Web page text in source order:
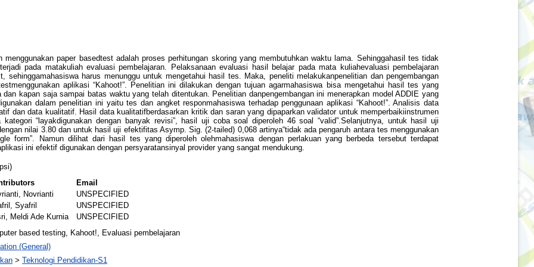
menggunakan paper basedtest adalah proses perhitungan skoring yang membutuhkan waktu lama. Sehinggahasil tes tidak
pada matakuliah evaluasi pembelajaran. Pelaksanaan evaluasi hasil belajar pada mata kuliahevaluasi pembelajaran
sehinggamahasiswa harus menunggu untuk mengetahui hasil tes. Maka, peneliti melakukanpenelitian dan pengembangan
aplikasi “Kahoot!”. Penelitian ini dilakukan dengan tujuan agarmahasiswa bisa mengetahui hasil tes yang
kapan saja sampai batas waktu yang telah ditentukan. Penelitian danpengembangan ini menerapkan model ADDIE yang
dalam penelitian ini yaitu tes dan angket responmahasiswa terhadap penggunaan aplikasi “Kahoot!”. Analisis data
dan data kualitatif. Hasil data kualitatifberdasarkan kritik dan saran yang dipaparkan validator untuk memperbaikiinstrumen
“layakdigunakan dengan banyak revisi”, hasil uji coba soal diperoleh 46 soal “valid”.Selanjutnya, untuk hasil uji
nilai 3.80 dan untuk hasil uji efektifitas Asymp. Sig. (2-tailed) 0,068 artinya“tidak ada pengaruh antara tes menggunakan
form”. Namun dilihat dari hasil tes yang diperoleh olehmahasiswa dengan perlakuan yang berbeda tersebut terdapat
ini efektif digunakan dengan persyaratansinyal provider yang sangat mendukung.
Email
Novrianti
UNSPECIFIED
Syafril
UNSPECIFIED
Meldi Ade Kurnia
UNSPECIFIED
based testing, Kahoot!, Evaluasi pembelajaran
(General)
> Teknologi Pendidikan-S1